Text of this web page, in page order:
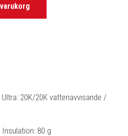
Ultra: 20K/20K vattenavvisande /
Insulation: 80 g